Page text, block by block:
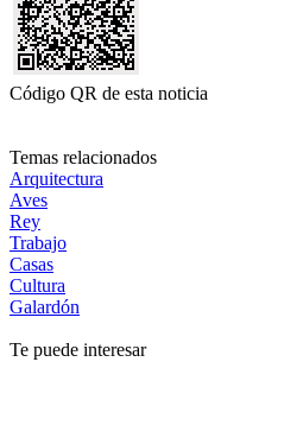
Código QR de esta noticia
Temas relacionados
Arquitectura
Aves
Rey
Trabajo
Casas
Cultura
Galardón
Te puede interesar